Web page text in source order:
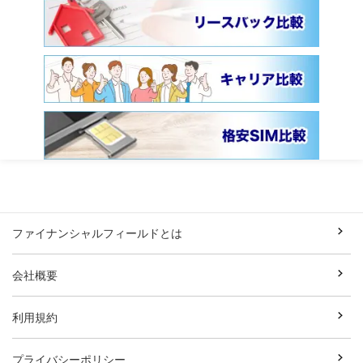
ファイナンシャルフィールドとは
会社概要
利用規約
プライバシーポリシー